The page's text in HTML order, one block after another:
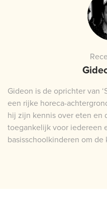
Gideon is de oprichter van
een rijke horeca-
hij zijn kennis over eten en
toegankelijk voor iedereen
basisschoolkinderen om